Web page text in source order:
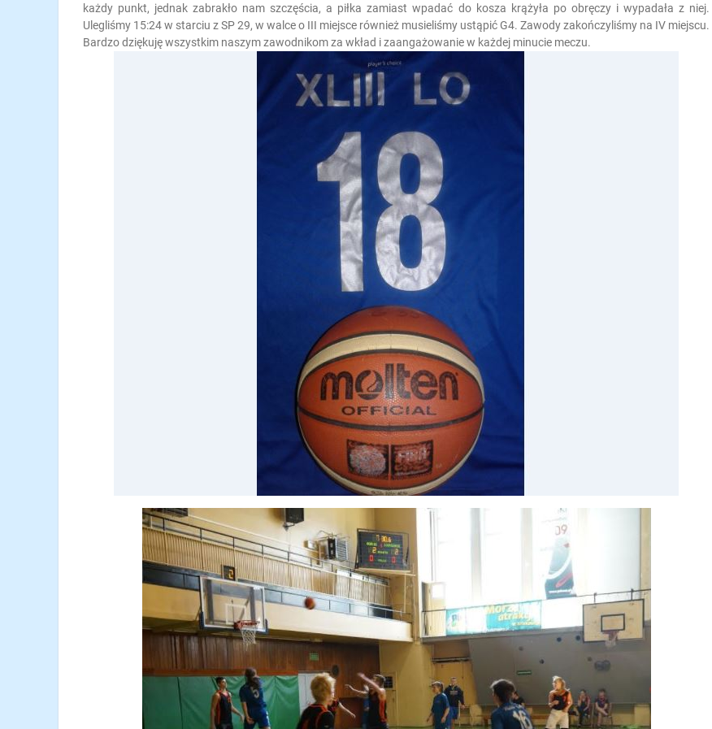
każdy punkt, jednak zabrakło nam szczęścia, a piłka zamiast wpadać do kosza krążyła po obręczy i wypadała z niej.
Ulegliśmy 15:24 w starciu z SP 29, w walce o III miejsce również musieliśmy ustąpić G4. Zawody zakończyliśmy na IV miejscu.
Bardzo dziękuję wszystkim naszym zawodnikom za wkład i zaangażowanie w każdej minucie meczu.